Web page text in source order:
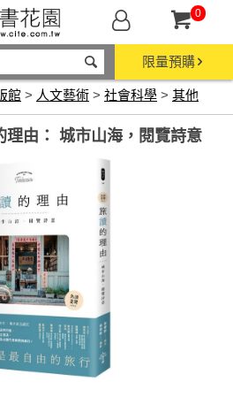
0
限量預購
館 > 人文藝術 > 社會科學 > 其他
理由： 城市山海，閱覽詩意